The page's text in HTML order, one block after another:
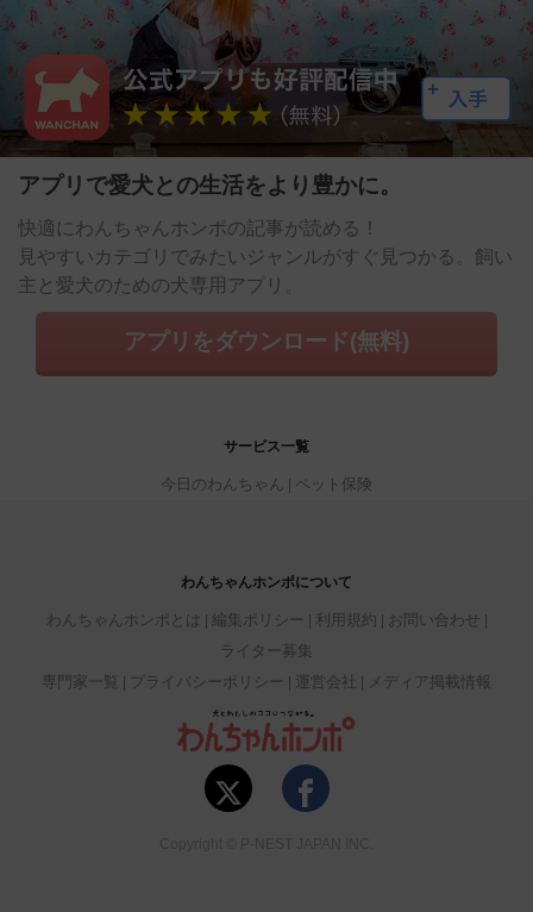
アプリで愛犬との生活をより豊かに。
快適にわんちゃんホンポの記事が読める！
見やすいカテゴリでみたいジャンルがすぐ見つかる。飼い
主と愛犬のための犬専用アプリ。
アプリをダウンロード(無料)
サービス一覧
今日のわんちゃん ペット保険
わんちゃんホンポについて
わんちゃんホンポとは 編集ポリシー 利用規約
お問い合わせ
ライター募集
専門家一覧
プライバシーポリシー 運営会社 メディア掲載情報